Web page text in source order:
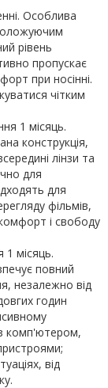
Особлива
рівень
пропускає
при носінні.
чітким
1 місяць.
конструкція,
лінзи та
для
для
фільмів,
і свободу
1 місяць.
повний
незалежно від
годин
комп'ютером,
від